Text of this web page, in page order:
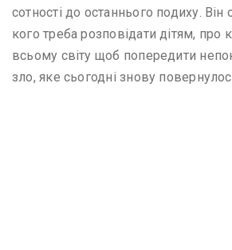
сотності до останнього подиху. Він
кого треба розповідати дітям, про
всьому світу щоб попередити
зло, яке сьогодні знову